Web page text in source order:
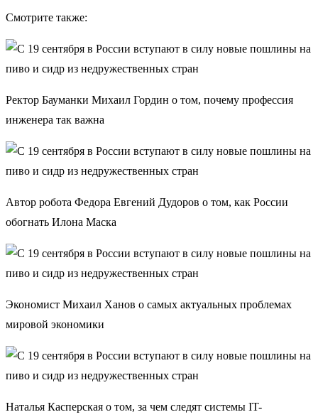
Смотрите также:
Ректор Бауманки Михаил Гордин о том, почему профессия
инженера так важна
Автор робота Федора Евгений Дудоров о том, как России
обогнать Илона Маска
Экономист Михаил Ханов о самых актуальных проблемах
мировой экономики
Наталья Касперская о том, за чем следят системы IT-